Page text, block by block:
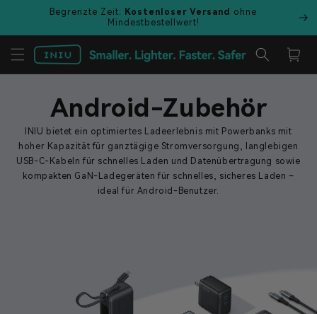
Begrenzte Zeit: Kostenloser Versand
ohne
Mindestbestellwert!
Android-Zubehör
INIU bietet ein optimiertes Ladeerlebnis mit Powerbanks mit
hoher Kapazität für ganztägige Stromversorgung, langlebigen
USB-C-Kabeln für schnelles Laden und Datenübertragung sowie
kompakten GaN-Ladegeräten für schnelles, sicheres Laden –
ideal für Android-Benutzer.